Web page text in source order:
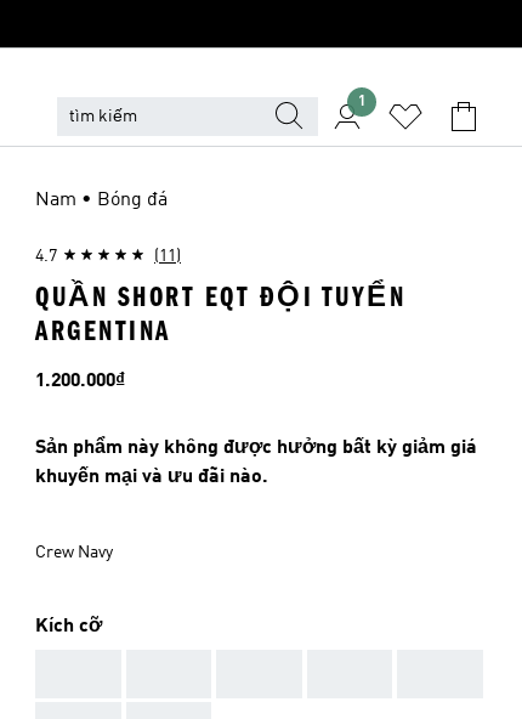
1
Nam • Bóng đá
4.7 (11)
QUẦN SHORT EQT ĐỘI TUYỂN
ARGENTINA
Giá
1.200.000₫
Sản phẩm này không được hưởng bất kỳ giảm giá
khuyến mại và ưu đãi nào.
Crew Navy
Kích cỡ